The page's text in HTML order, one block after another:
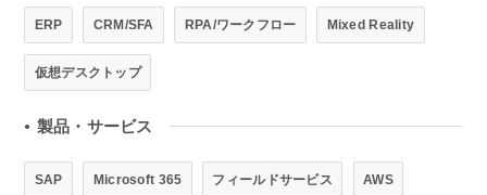
ERP CRM/SFA RPA/ワークフロー Mixed Reality
仮想デスクトップ
● 製品・サービス
SAP Microsoft 365 フィールドサービス AWS